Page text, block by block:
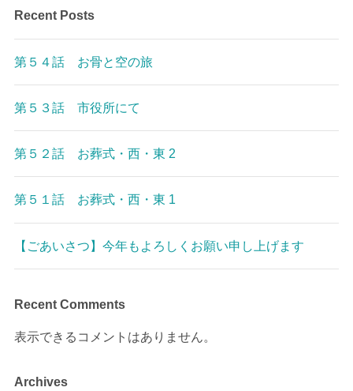
Recent Posts
第５４話 お骨と空の旅
第５３話 市役所にて
第５２話 お葬式・西・東 2
第５１話 お葬式・西・東 1
【ごあいさつ】今年もよろしくお願い申し上げます
Recent Comments
表示できるコメントはありません。
Archives